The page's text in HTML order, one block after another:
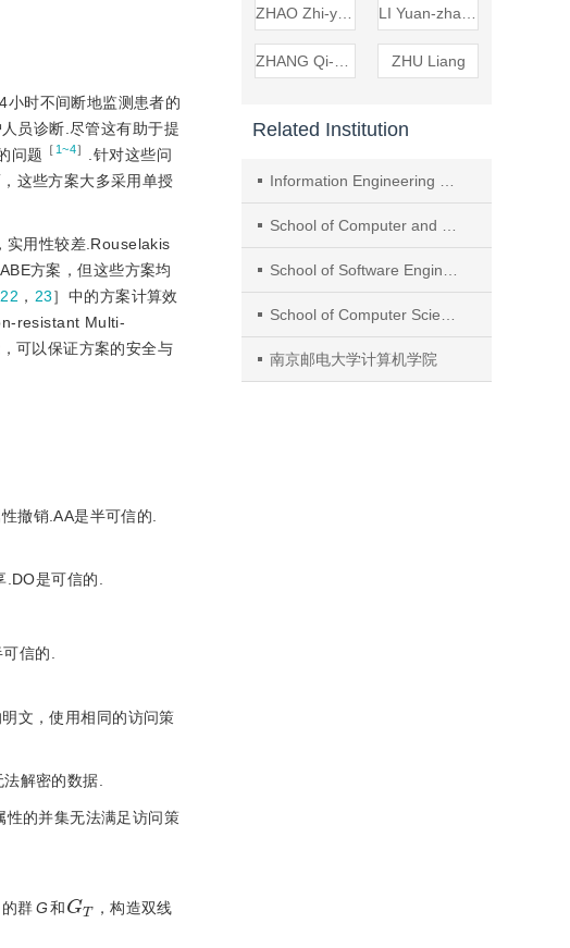
小时不间断地监测患者的
员诊断.尽管这有助于提
问题
［ 1~4］
.针对这些问
，这些方案大多采用单授
实用性较差.Rouselakis
方案，但这些方案均
22 ， 23］中的方案计算效
resistant Multi-
可以保证方案的安全与
撤销.AA是半可信的.
是可信的.
信的.
文，使用相同的访问策
解密的数据.
性的并集无法满足访问策
的群G 和
G
，构造双线
ZHU Liang
Related Institution
Information Engineering University
School of Computer and Communication Engineering， Zhengzhou University of Light Industry
School of Software Engineering， East China Normal University
School of Computer Science and Technology， Beijing Institute of Technology
南京邮电大学计算机学院